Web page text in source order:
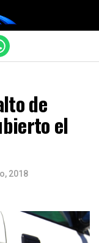
de
el
2018